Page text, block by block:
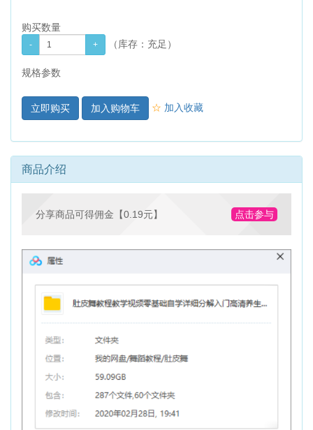
购买数量
（库存： 充足 ）
规格参数
加入购物车 ☆ 加入收藏
商品介绍
分享商品可得佣金【0.19元】 点击参与